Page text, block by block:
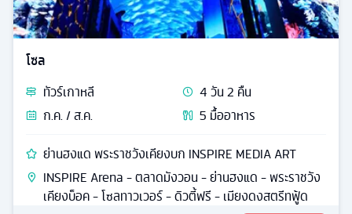
โซล
ทัวร์เกาหลี 4วัน2 คืน
ก.ค. / ส.ค.
5 มื้ออาหาร
ย่านฮงแด พระราชวังเคียงบก INSPIRE MEDIA ART
INSPIRE Arena - ตลาดมังวอน - ย่านฮงแด - พระราชวัง
เคียงบ็อค - โซลทาวเวอร์ - ดิวตี้ฟรี - เมียงดงสตรีทฟู้ด